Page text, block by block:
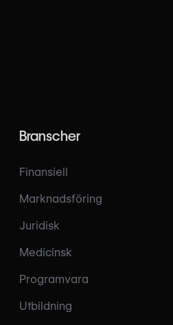
Branscher
Finansiell
Marknadsföring
Juridisk
Medicinsk
Programvara
Utbildning